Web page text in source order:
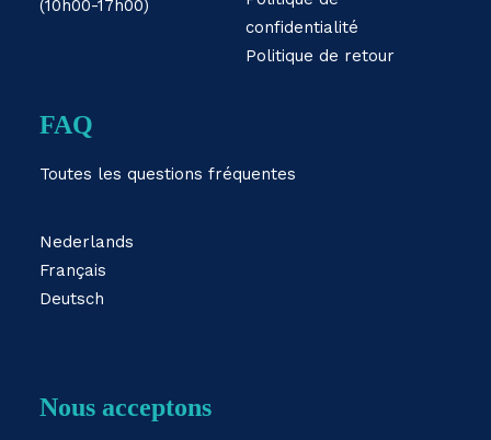
(10h00-17h00)
confidentialité
Politique de retour
FAQ
Toutes les questions fréquentes
Nederlands
Français
Deutsch
Nous acceptons